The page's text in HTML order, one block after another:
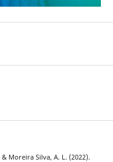
Moreira Silva, A. L. (2022).